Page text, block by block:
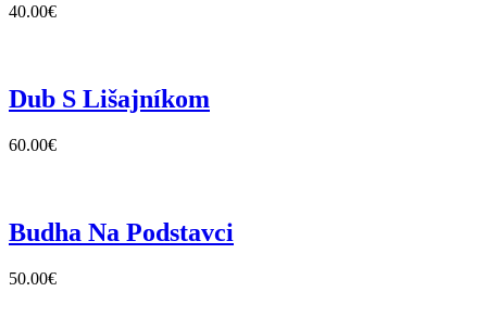
40.00€
Dub S Lišajníkom
60.00€
Budha Na Podstavci
50.00€